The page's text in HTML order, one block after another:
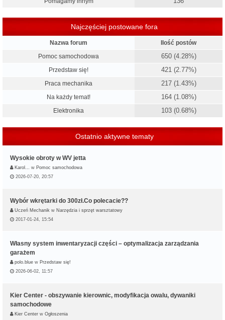
Najczęściej postowane fora
Nazwa forum
Ilość postów
Pomoc samochodowa
650 (4.28%)
Przedstaw się! 421 (2.77%)
Praca mechanika 217 (1.43%)
Na każdy temat! 164 (1.08%)
Elektronika 103 (0.68%)
Ostatnio aktywne tematy
Wysokie obroty w WV jetta
Karol… w Pomoc samochodowa
2026-07-20, 20:57
Wybór wkrętarki do 300zł.Co polecacie??
Uczeń Mechanik w Narzędzia i sprzęt warsztatowy
2017-01-24, 15:54
Własny system inwentaryzacji części – optymalizacja zarządzania
garażem
polo.blue w Przedstaw się!
2026-06-02, 11:57
Kier Center - obszywanie kierownic, modyfikacja owalu, dywaniki
samochodowe
Kier Center w Ogłoszenia